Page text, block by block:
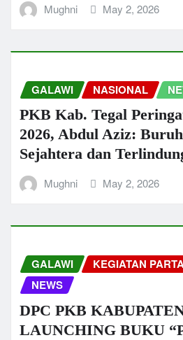
Mughni May 2, 2026
GALAWI NASIONAL
PKB Kab. Tegal
2026, Abdul Aziz:
Sejahtera dan
Mughni May 2, 2026
GALAWI KEGIATAN
NEWS
DPC PKB
LAUNCHING BUKU